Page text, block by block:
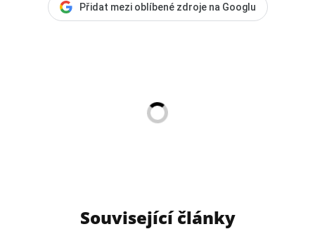
Přidat mezi oblíbené zdroje na Googlu
Související články